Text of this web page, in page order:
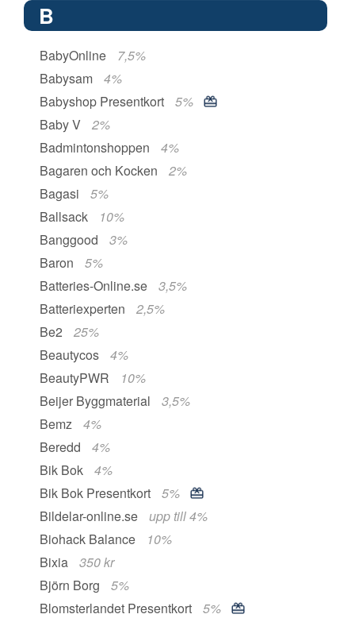
B
BabyOnline
7,5%
Babysam
4%
Babyshop Presentkort
5%
Baby V
2%
Badmintonshoppen
4%
Bagaren och Kocken
2%
Bagasi
5%
Ballsack
10%
Banggood
3%
Baron
5%
Batteries-Online.se
3,5%
Batteriexperten
2,5%
Be2
25%
Beautycos
4%
BeautyPWR
10%
Beijer Byggmaterial
3,5%
Bemz
4%
Beredd
4%
Bik Bok
4%
Bik Bok Presentkort
5%
Bildelar-online.se
upp till 4%
Biohack Balance
10%
Bixia
350 kr
Björn Borg
5%
Blomsterlandet Presentkort
5%